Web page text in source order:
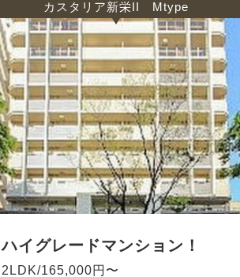
カスタリア新栄II Mtype
ハイグレードマンション！
2LDK/165,000円〜